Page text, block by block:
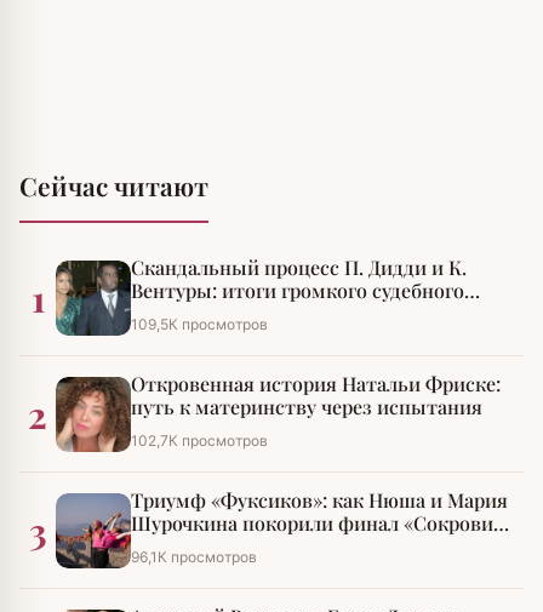
Сейчас читают
1
Скандальный процесс П. Дидди и К.
Вентуры: итоги громкого судебного
разбирательства
109,5К просмотров
2
Откровенная история Натальи Фриске:
путь к материнству через испытания
102,7К просмотров
3
Триумф «Фуксиков»: как Нюша и Мария
Шурочкина покорили финал «Сокровищ
императора»
96,1К просмотров